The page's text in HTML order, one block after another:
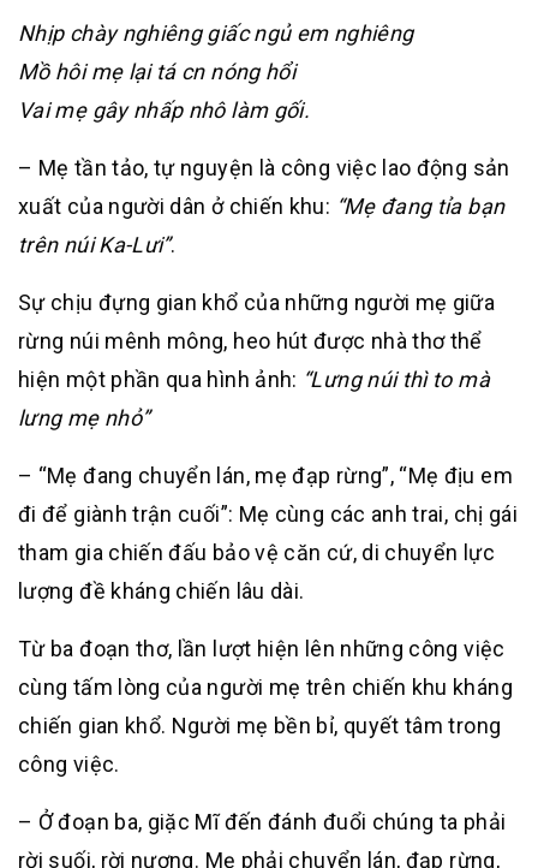
Nhịp chày nghiêng giấc ngủ em nghiêng
Mồ hôi mẹ lại tá cn nóng hổi
Vai mẹ gây nhấp nhô làm gối.
– Mẹ tần tảo, tự nguyện là công việc lao động sản
xuất của người dân ở chiến khu: “Mẹ đang tỉa bạn
trên núi Ka-Lưi”.
Sự chịu đựng gian khổ của những người mẹ giữa
rừng núi mênh mông, heo hút được nhà thơ thể
hiện một phần qua hình ảnh: “Lưng núi thì to mà
lưng mẹ nhỏ”
– “Mẹ đang chuyển lán, mẹ đạp rừng”, “Mẹ địu em
đi để giành trận cuối”: Mẹ cùng các anh trai, chị gái
tham gia chiến đấu bảo vệ căn cứ, di chuyển lực
lượng đề kháng chiến lâu dài.
Từ ba đoạn thơ, lần lượt hiện lên những công việc
cùng tấm lòng của người mẹ trên chiến khu kháng
chiến gian khổ. Người mẹ bền bỉ, quyết tâm trong
công việc.
– Ở đoạn ba, giặc Mĩ đến đánh đuổi chúng ta phải
rời suối, rời nương. Mẹ phải chuyển lán, đạp rừng,